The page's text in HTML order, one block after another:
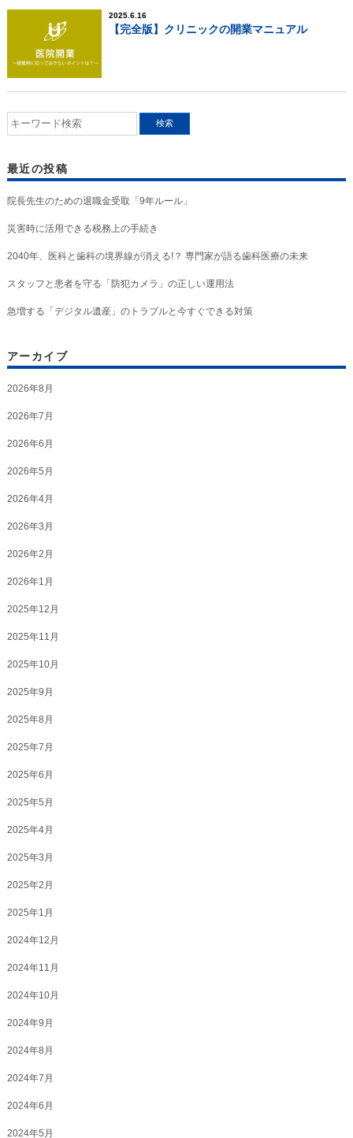
2025.6.16
【完全版】クリニックの開業マニュアル
最近の投稿
院長先生のための退職金受取「9年ルール」
災害時に活用できる税務上の手続き
2040年、医科と歯科の境界線が消える!？ 専門家が語る歯科医療の未来
スタッフと患者を守る「防犯カメラ」の正しい運用法
急増する「デジタル遺産」のトラブルと今すぐできる対策
アーカイブ
2026年8月
2026年7月
2026年6月
2026年5月
2026年4月
2026年3月
2026年2月
2026年1月
2025年12月
2025年11月
2025年10月
2025年9月
2025年8月
2025年7月
2025年6月
2025年5月
2025年4月
2025年3月
2025年2月
2025年1月
2024年12月
2024年11月
2024年10月
2024年9月
2024年8月
2024年7月
2024年6月
2024年5月